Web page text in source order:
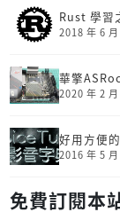
Rust 學習
2018 年 6 月
華擎
2020 年 2 月
好用方便
2016 年 5 月
免費訂閱本